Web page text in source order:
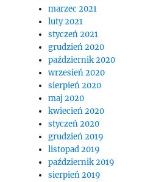
marzec 2021
luty 2021
styczeń 2021
grudzień 2020
październik 2020
wrzesień 2020
sierpień 2020
maj 2020
kwiecień 2020
styczeń 2020
grudzień 2019
listopad 2019
październik 2019
sierpień 2019